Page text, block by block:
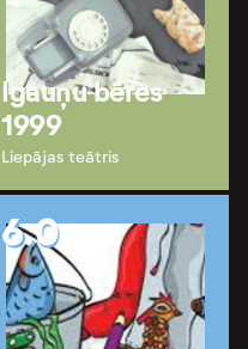
Igauņu bēres
1999
Liepājas teātris
6.0